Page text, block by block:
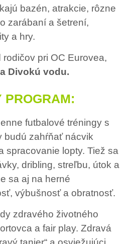
bazén, atrakcie, rôzne
zarábaní a šetrení,
a hry.
pri OC Eurovea,
Divokú vodu.
PROGRAM:
futbalové tréningy s
budú zahŕňať nácvik
spracovanie lopty. Tiež sa
dribling, streľbu, útok a
sa aj na herné
výbušnosť a obratnosť.
zdravého životného
a fair play. Zdravá